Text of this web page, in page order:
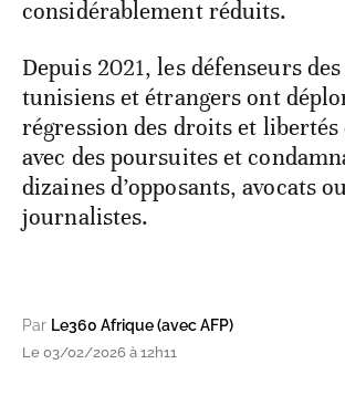
considérablement réduits.
Depuis 2021, les défenseurs
tunisiens et étrangers ont
régression des droits et libertés
avec des poursuites et
dizaines d’opposants, avocats ou
journalistes.
Par Le360 Afrique (avec AFP)
Le 03/02/2026 à 12h11